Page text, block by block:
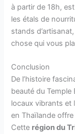
à partir de 18h,
les étals de
stands
chose qui vous
Conclusion
De l’histoire
beauté du
locaux vibrants et
en Thaïlande
Cette région du